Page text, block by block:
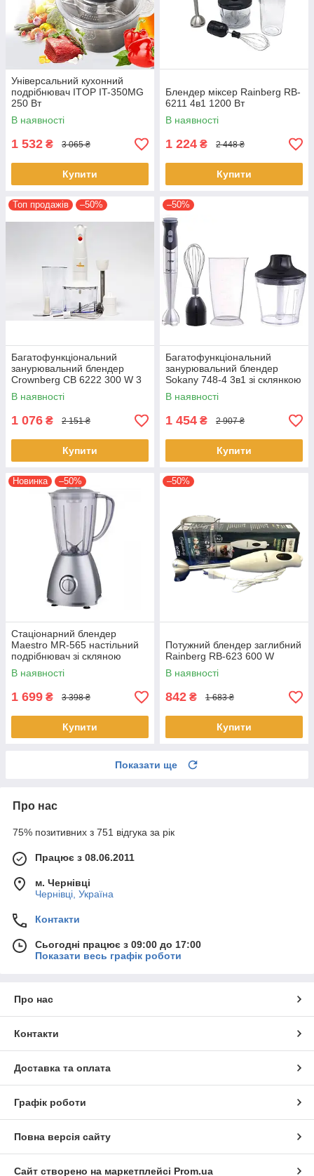
Універсальний кухонний
подрібнювач ITOP IT-350MG
250 Вт
В наявності
1 532 ₴ 3 065 ₴
Купити
Блендер міксер Rainberg RB-
6211 4в1 1200 Вт
В наявності
1 224 ₴ 2 448 ₴
Купити
Топ продажів –50%
Багатофункціональний
занурювальний блендер
Crownberg CB 6222 300 W 3
в 1 електричний домашній
кухонний
В наявності
1 076 ₴ 2 151 ₴
Купити
–50%
Багатофункціональний
занурювальний блендер
Sokany 748-4 3в1 зі склянкою
домашній
В наявності
1 454 ₴ 2 907 ₴
Купити
Новинка –50%
Стаціонарний блендер
Maestro MR-565 настільний
подрібнювач зі скляною
чашею
В наявності
1 699 ₴ 3 398 ₴
Купити
–50%
Потужний блендер заглибний
Rainberg RB-623 600 W
В наявності
842 ₴ 1 683 ₴
Купити
Показати ще
Про нас
75% позитивних з 751 відгука за рік
Працює з 08.06.2011
м. Чернівці
Чернівці, Україна
Контакти
Сьогодні працює з 09:00 до 17:00
Показати весь графік роботи
Про нас
Контакти
Доставка та оплата
Графік роботи
Повна версія сайту
Сайт створено на маркетплейсі Prom.ua